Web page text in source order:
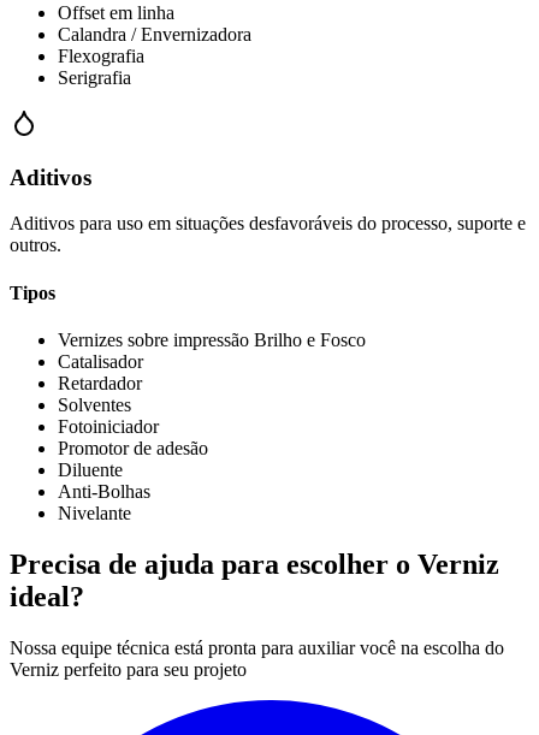
Offset em linha
Calandra / Envernizadora
Flexografia
Serigrafia
Aditivos
Aditivos para uso em situações desfavoráveis do processo, suporte e
outros.
Tipos
Vernizes sobre impressão Brilho e Fosco
Catalisador
Retardador
Solventes
Fotoiniciador
Promotor de adesão
Diluente
Anti-Bolhas
Nivelante
Precisa de ajuda para escolher o Verniz
ideal?
Nossa equipe técnica está pronta para auxiliar você na escolha do
Verniz perfeito para seu projeto